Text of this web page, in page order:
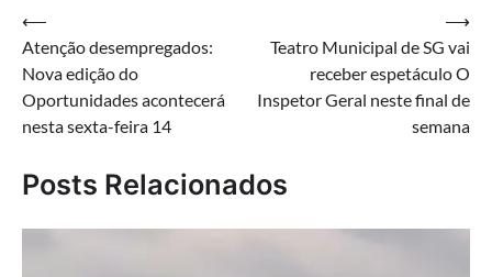
Navegação
de
Post
⟵
Atenção desempregados:
Nova edição do
Oportunidades acontecerá
nesta sexta-feira 14
Teatro Municipal de SG vai
receber espetáculo O
Inspetor Geral neste final de
semana
⟶
Posts Relacionados